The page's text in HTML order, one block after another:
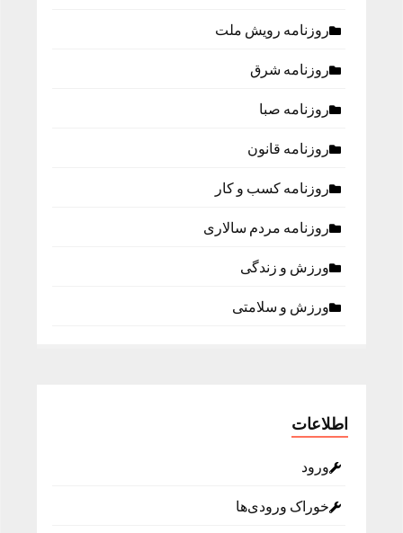
روزنامه رویش ملت
روزنامه شرق
روزنامه صبا
روزنامه قانون
روزنامه كسب و كار
روزنامه مردم سالاری
ورزش و زندگی
ورزش و سلامتی
اطلاعات
ورود
خوراک ورودی‌ها